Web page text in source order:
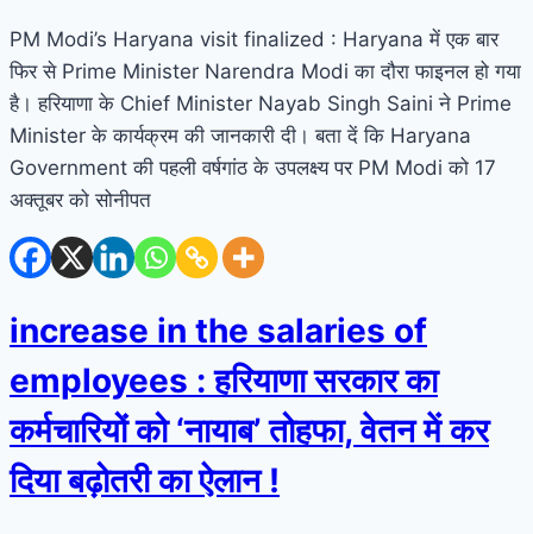
PM Modi’s Haryana visit finalized : Haryana में एक बार
फिर से Prime Minister Narendra Modi का दौरा फाइनल हो गया
है। हरियाणा के Chief Minister Nayab Singh Saini ने Prime
Minister के कार्यक्रम की जानकारी दी। बता दें कि Haryana
Government की पहली वर्षगांठ के उपलक्ष्य पर PM Modi को 17
अक्तूबर को सोनीपत
increase in the salaries of
employees : हरियाणा सरकार का
कर्मचारियों को ‘नायाब’ तोहफा, वेतन में कर
दिया बढ़ोतरी का ऐलान !